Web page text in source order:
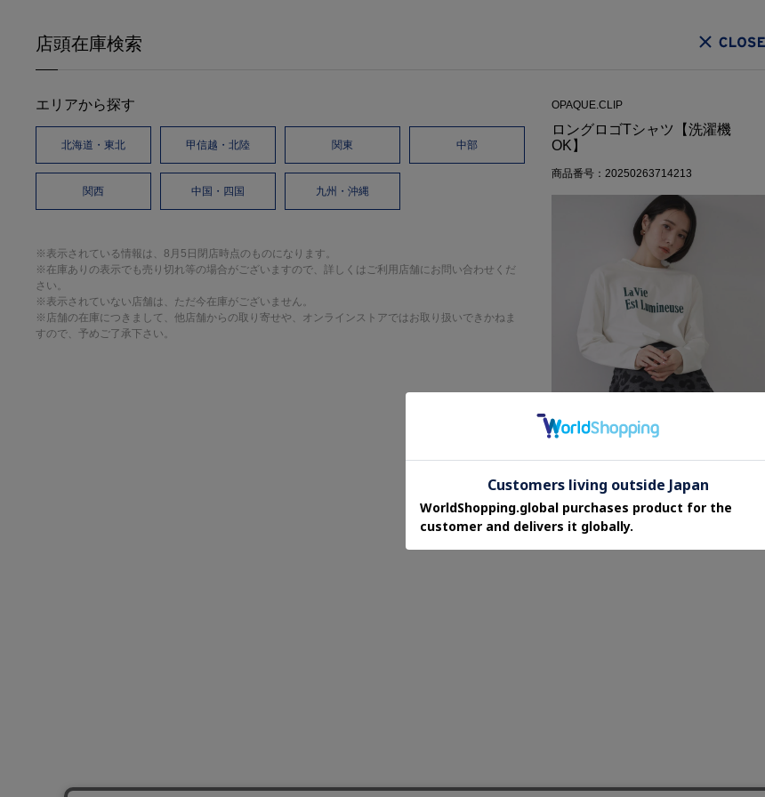
店頭在庫検索
エリアから探す
北海道・東北 甲信越・北陸 関東 中部
関西 中国・四国 九州・沖縄
※表示されている情報は、8月5日閉店時点のものになります。
※在庫ありの表示でも売り切れ等の場合がございますので、詳しくはご利用店舗にお問い合わせくだ
さい。
※表示されていない店舗は、ただ今在庫がございません。
※店舗の在庫につきまして、他店舗からの取り寄せや、オンラインストアではお取り扱いできかねま
すので、予めご了承下さい。
OPAQUE.CLIP
ロングロゴTシャツ【洗濯機
OK】
商品番号：20250263714213